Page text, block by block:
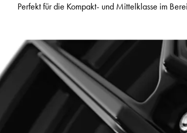
Perfekt für die Kompakt- und Mittelklasse im